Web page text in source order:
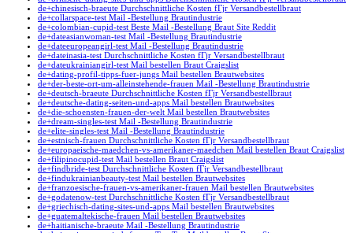
de+chinesisch-braeute Durchschnittliche Kosten fГјr Versandbestellbraut
de+collarspace-test Mail -Bestellung Brautindustrie
de+colombian-cupid-test Beste Mail -Bestellung Braut Site Reddit
de+dateasianwoman-test Mail -Bestellung Brautindustrie
de+dateeuropeangirl-test Mail -Bestellung Brautindustrie
de+dateinasia-test Durchschnittliche Kosten fГјr Versandbestellbraut
de+dateukrainiangirl-test Mail bestellen Braut Craigslist
de+dating-profil-tipps-fuer-jungs Mail bestellen Brautwebsites
de+der-beste-ort-um-alleinstehende-frauen Mail -Bestellung Brautindustrie
de+deutsch-braeute Durchschnittliche Kosten fГјr Versandbestellbraut
de+deutsche-dating-seiten-und-apps Mail bestellen Brautwebsites
de+die-schoensten-frauen-der-welt Mail bestellen Brautwebsites
de+dream-singles-test Mail -Bestellung Brautindustrie
de+elite-singles-test Mail -Bestellung Brautindustrie
de+estnisch-frauen Durchschnittliche Kosten fГјr Versandbestellbraut
de+europaeische-maedchen-vs-amerikaner-maedchen Mail bestellen Braut Craigslist
de+filipinocupid-test Mail bestellen Braut Craigslist
de+findbride-test Durchschnittliche Kosten fГјr Versandbestellbraut
de+findukrainianbeauty-test Mail bestellen Brautwebsites
de+franzoesische-frauen-vs-amerikaner-frauen Mail bestellen Brautwebsites
de+godatenow-test Durchschnittliche Kosten fГјr Versandbestellbraut
de+griechisch-dating-sites-und-apps Mail bestellen Brautwebsites
de+guatemaltekische-frauen Mail bestellen Brautwebsites
de+haitianische-braeute Mail -Bestellung Brautindustrie